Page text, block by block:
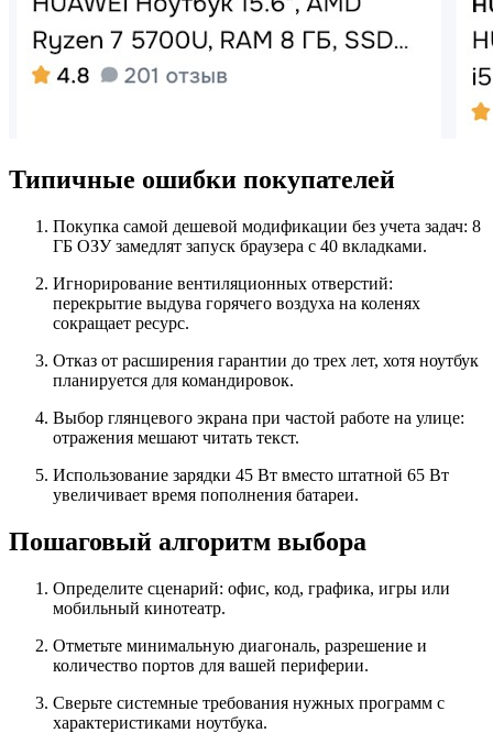
Типичные ошибки покупателей
Покупка самой дешевой модификации без учета задач: 8
ГБ ОЗУ замедлят запуск браузера с 40 вкладками.
Игнорирование вентиляционных отверстий:
перекрытие выдува горячего воздуха на коленях
сокращает ресурс.
Отказ от расширения гарантии до трех лет, хотя ноутбук
планируется для командировок.
Выбор глянцевого экрана при частой работе на улице:
отражения мешают читать текст.
Использование зарядки 45 Вт вместо штатной 65 Вт
увеличивает время пополнения батареи.
Пошаговый алгоритм выбора
Определите сценарий: офис, код, графика, игры или
мобильный кинотеатр.
Отметьте минимальную диагональ, разрешение и
количество портов для вашей периферии.
Сверьте системные требования нужных программ с
характеристиками ноутбука.